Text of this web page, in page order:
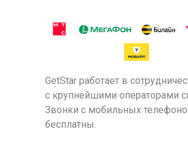
GetStar работает в
с крупнейшими операторами
Звонки с мобильных
бесплатны.